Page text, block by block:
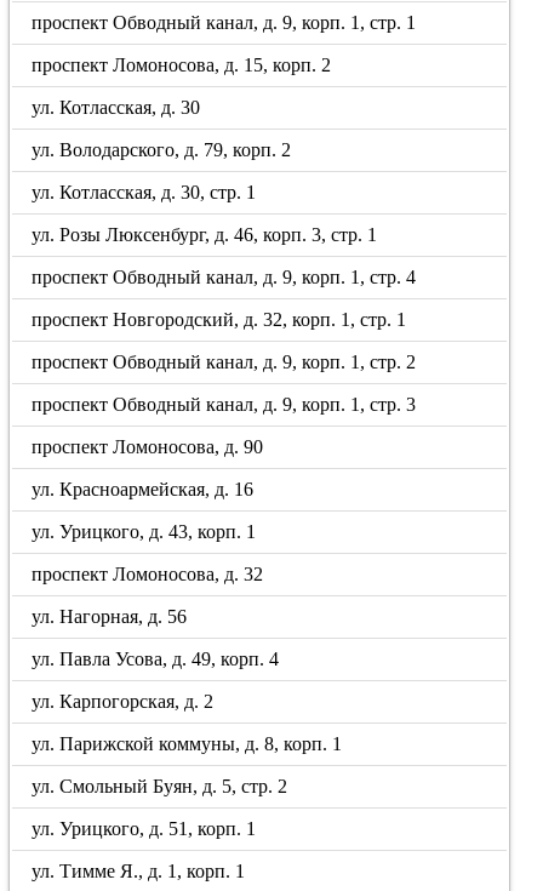
проспект Обводный канал, д. 9, корп. 1, стр. 1
проспект Ломоносова, д. 15, корп. 2
ул. Котласская, д. 30
ул. Володарского, д. 79, корп. 2
ул. Котласская, д. 30, стр. 1
ул. Розы Люксенбург, д. 46, корп. 3, стр. 1
проспект Обводный канал, д. 9, корп. 1, стр. 4
проспект Новгородский, д. 32, корп. 1, стр. 1
проспект Обводный канал, д. 9, корп. 1, стр. 2
проспект Обводный канал, д. 9, корп. 1, стр. 3
проспект Ломоносова, д. 90
ул. Красноармейская, д. 16
ул. Урицкого, д. 43, корп. 1
проспект Ломоносова, д. 32
ул. Нагорная, д. 56
ул. Павла Усова, д. 49, корп. 4
ул. Карпогорская, д. 2
ул. Парижской коммуны, д. 8, корп. 1
ул. Смольный Буян, д. 5, стр. 2
ул. Урицкого, д. 51, корп. 1
ул. Тимме Я., д. 1, корп. 1